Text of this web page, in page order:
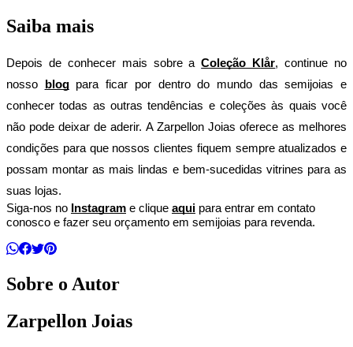
Saiba mais
Depois de conhecer mais sobre a Coleção Klår, continue no
nosso
blog para ficar por dentro do mundo das semijoias e
conhecer todas as outras tendências e coleções às quais você
não pode deixar de aderir. A Zarpellon Joias oferece as melhores
condições para que nossos clientes fiquem sempre atualizados e
possam montar as mais lindas e bem-sucedidas vitrines para as
suas lojas.
Siga-nos no Instagram e clique aqui para entrar em contato
conosco e fazer seu orçamento em semijoias para revenda.
Sobre o Autor
Zarpellon Joias